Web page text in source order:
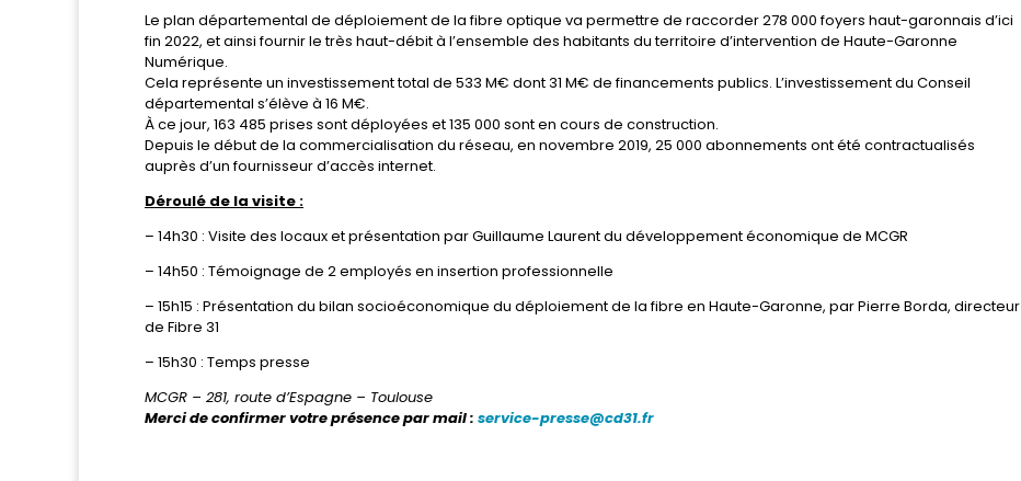
Le plan départemental de déploiement de la fibre optique va permettre de raccorder 278 000 foyers haut-garonnais d’ici
fin 2022, et ainsi fournir le très haut-débit à l’ensemble des habitants du territoire d’intervention de Haute-Garonne
Numérique.
Cela représente un investissement total de 533 M€ dont 31 M€ de financements publics. L’investissement du Conseil
départemental s’élève à 16 M€.
À ce jour, 163 485 prises sont déployées et 135 000 sont en cours de construction.
Depuis le début de la commercialisation du réseau, en novembre 2019, 25 000 abonnements ont été contractualisés
auprès d’un fournisseur d’accès internet.
Déroulé de la visite :
– 14h30 : Visite des locaux et présentation par Guillaume Laurent du développement économique de MCGR
– 14h50 : Témoignage de 2 employés en insertion professionnelle
– 15h15 : Présentation du bilan socioéconomique du déploiement de la fibre en Haute-Garonne, par Pierre Borda, directeur
de Fibre 31
– 15h30 : Temps presse
MCGR – 281, route d’Espagne – Toulouse
Merci de confirmer votre présence par mail : service-presse@cd31.fr